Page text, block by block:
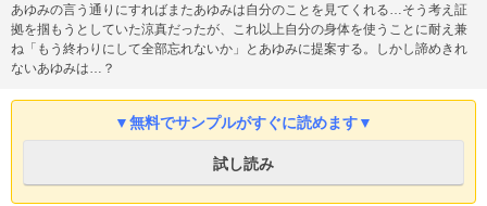
あゆみの言う通りにすればまたあゆみは自分のことを見てくれる…そう考え証
拠を掴もうとしていた涼真だったが、これ以上自分の身体を使うことに耐え兼
ね「もう終わりにして全部忘れないか」とあゆみに提案する。しかし諦めきれ
ないあゆみは…？
▼無料でサンプルがすぐに読めます▼
試し読み